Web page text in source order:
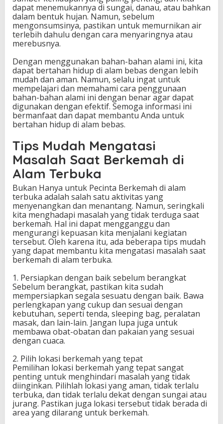
dapat menemukannya di sungai, danau, atau bahkan
dalam bentuk hujan. Namun, sebelum
mengonsumsinya, pastikan untuk memurnikan air
terlebih dahulu dengan cara menyaringnya atau
merebusnya.
Dengan menggunakan bahan-bahan alami ini, kita
dapat bertahan hidup di alam bebas dengan lebih
mudah dan aman. Namun, selalu ingat untuk
mempelajari dan memahami cara penggunaan
bahan-bahan alami ini dengan benar agar dapat
digunakan dengan efektif. Semoga informasi ini
bermanfaat dan dapat membantu Anda untuk
bertahan hidup di alam bebas.
Tips Mudah Mengatasi
Masalah Saat Berkemah di
Alam Terbuka
Bukan Hanya untuk Pecinta Berkemah di alam
terbuka adalah salah satu aktivitas yang
menyenangkan dan menantang. Namun, seringkali
kita menghadapi masalah yang tidak terduga saat
berkemah. Hal ini dapat mengganggu dan
mengurangi kepuasan kita menjalani kegiatan
tersebut. Oleh karena itu, ada beberapa tips mudah
yang dapat membantu kita mengatasi masalah saat
berkemah di alam terbuka.
1. Persiapkan dengan baik sebelum berangkat
Sebelum berangkat, pastikan kita sudah
mempersiapkan segala sesuatu dengan baik. Bawa
perlengkapan yang cukup dan sesuai dengan
kebutuhan, seperti tenda, sleeping bag, peralatan
masak, dan lain-lain. Jangan lupa juga untuk
membawa obat-obatan dan pakaian yang sesuai
dengan cuaca.
2. Pilih lokasi berkemah yang tepat
Pemilihan lokasi berkemah yang tepat sangat
penting untuk menghindari masalah yang tidak
diinginkan. Pilihlah lokasi yang aman, tidak terlalu
terbuka, dan tidak terlalu dekat dengan sungai atau
jurang. Pastikan juga lokasi tersebut tidak berada di
area yang dilarang untuk berkemah.